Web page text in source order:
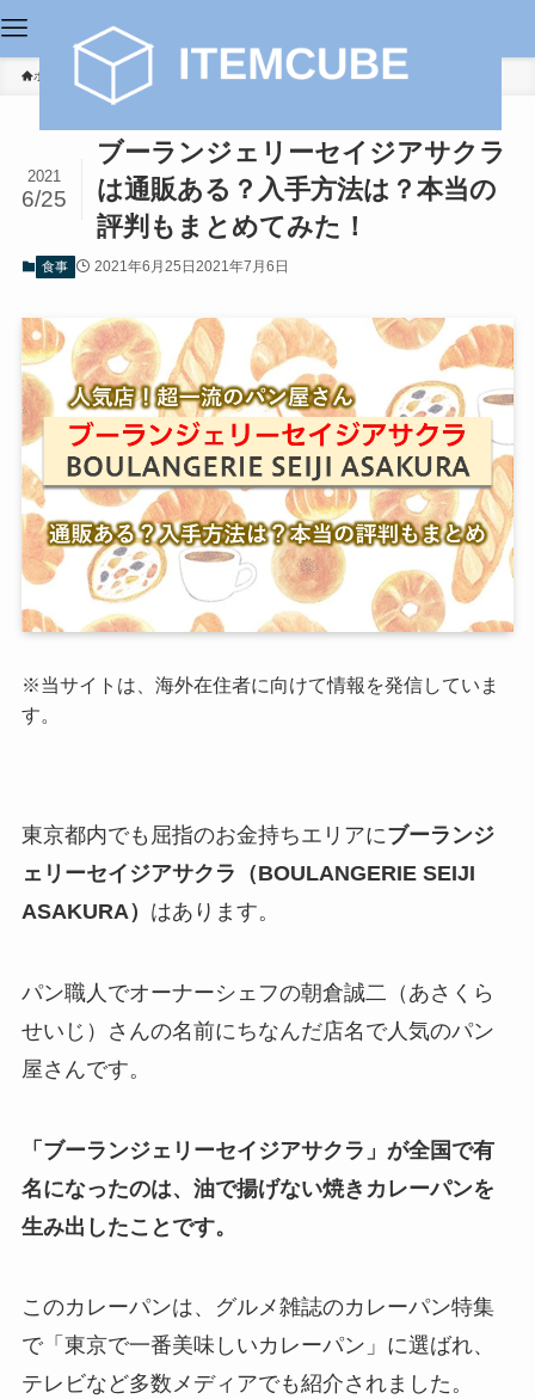
ホーム
ブーランジェリーセイジアサクラ
は通販ある？入手方法は？本当の
評判もまとめてみた！
2021
6/25
食事 2021年6月25日 2021年7月6日
※当サイトは、海外在住者に向けて情報を発信していま
す。
東京都内でも屈指のお金持ちエリアにブーランジ
ェリーセイジアサクラ（BOULANGERIE SEIJI
ASAKURA） はあります。
パン職人でオーナーシェフの朝倉誠二（あさくら
せいじ）さんの名前にちなんだ店名で人気のパン
屋さんです。
「ブーランジェリーセイジアサクラ」が全国で有
名になったのは、油で揚げない焼きカレーパンを
生み出したことです。
このカレーパンは、グルメ雑誌のカレーパン特集
で「東京で一番美味しいカレーパン」に選ばれ、
テレビなど多数メディアでも紹介されました。